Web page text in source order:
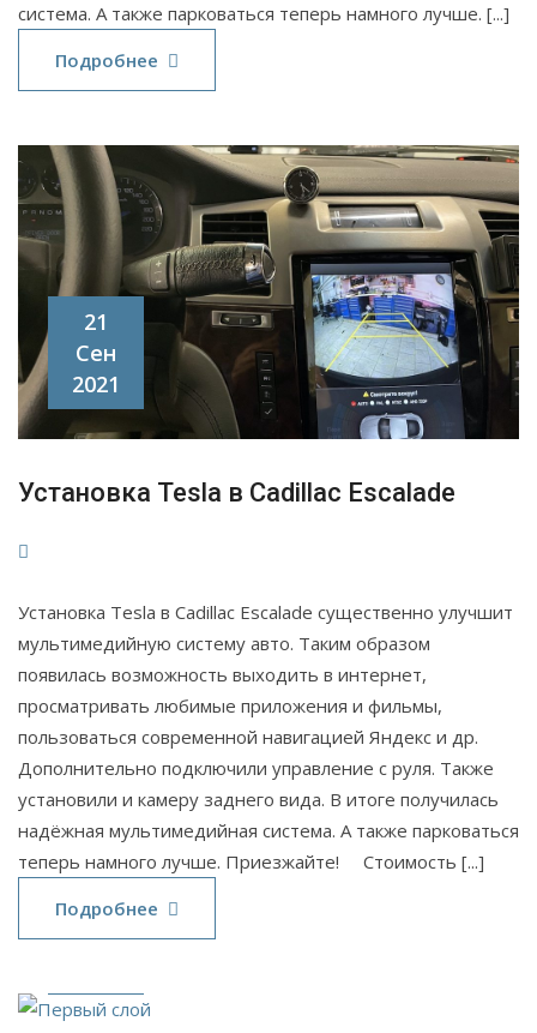
система. А также парковаться теперь намного лучше. [...]
Подробнее
21
Сен
2021
Установка Tesla в Cadillac Escalade
Установка Tesla в Cadillac Escalade существенно улучшит
мультимедийную систему авто. Таким образом
появилась возможность выходить в интернет,
просматривать любимые приложения и фильмы,
пользоваться современной навигацией Яндекс и др.
Дополнительно подключили управление с руля. Также
установили и камеру заднего вида. В итоге получилась
надёжная мультимедийная система. А также парковаться
теперь намного лучше. Приезжайте! Стоимость [...]
Подробнее
10
Сен